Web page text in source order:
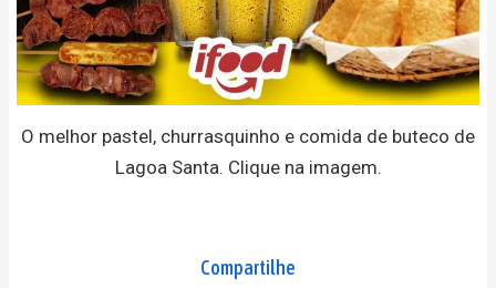
O melhor pastel, churrasquinho e comida de buteco de
Lagoa Santa. Clique na imagem.
Compartilhe